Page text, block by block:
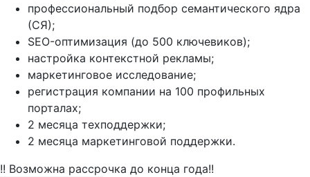
профессиональный подбор семантического ядра
(СЯ);
SEO-оптимизация (до 500 ключевиков);
настройка контекстной рекламы;
маркетинговое исследование;
регистрация компании на 100 профильных
порталах;
2 месяца техподдержки;
2 месяца маркетинговой поддержки.
!! Возможна рассрочка до конца года!!